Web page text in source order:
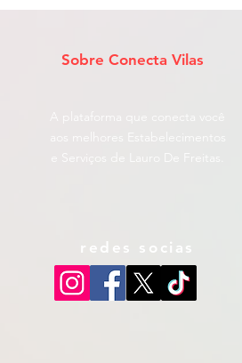
Sobre Conecta Vilas
A plataforma que conecta você
aos melhores Estabelecimentos
redes socias